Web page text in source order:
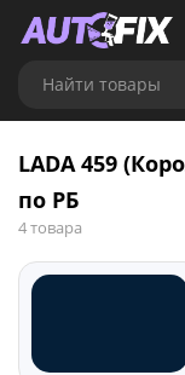
Найти товары
LADA 459
по РБ
4 товара